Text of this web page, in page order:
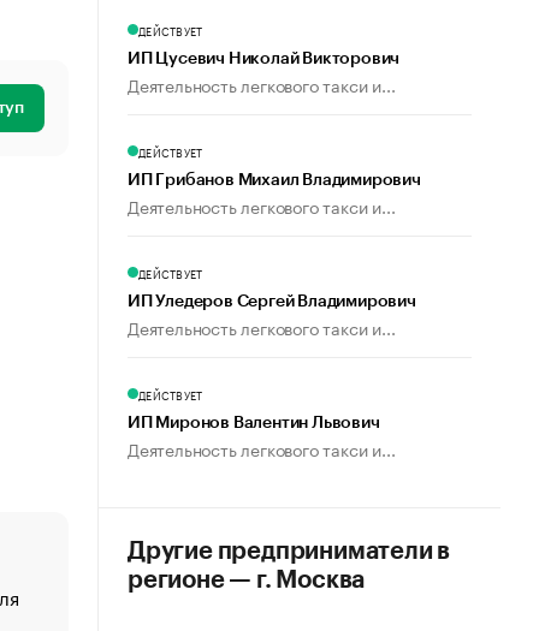
«От спорта тело стареет иначе». Как живет глава
ДЕЙСТВУЕТ
ИП Цусевич Николай Викторович
Деятельность легкового такси и...
ДЕЙСТВУЕТ
ИП Грибанов Михаил Владимирович
Деятельность легкового такси и...
ДЕЙСТВУЕТ
ИП Уледеров Сергей Владимирович
Деятельность легкового такси и...
ДЕЙСТВУЕТ
ИП Миронов Валентин Львович
Деятельность легкового такси и...
Другие предприниматели в
регионе — г. Москва